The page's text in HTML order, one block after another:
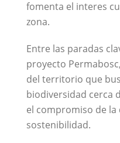
fomenta el interes
zona.
Entre las paradas
proyecto
del territorio que
biodiversidad cerca
el compromiso de
sostenibilidad.